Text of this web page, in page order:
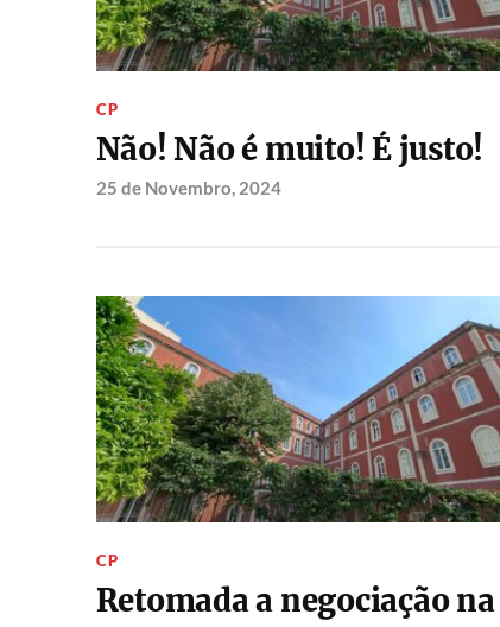
CP
Não! Não é muito! É justo!
25 de Novembro, 2024
CP
Retomada a negociação na